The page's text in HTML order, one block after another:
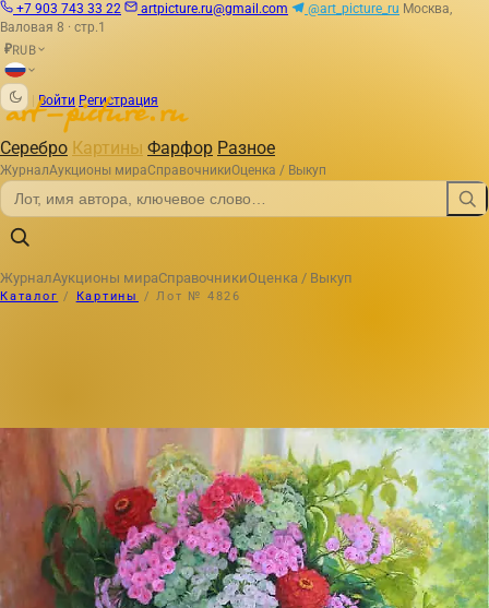
+7 903 743 33 22 artpicture.ru@gmail.com @art_picture_ru Москва,
Валовая 8 · стр.1
₽RUB
Войти Регистрация
Серебро Картины Фарфор Разное
ЖурналАукционы мираСправочникиОценка / Выкуп
ЖурналАукционы мираСправочникиОценка / Выкуп
Каталог / Картины / Лот № 4826